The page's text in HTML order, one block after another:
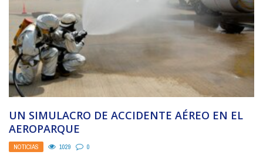
UN SIMULACRO DE ACCIDENTE AÉREO EN EL
AEROPARQUE
NOTICIAS 1029 0